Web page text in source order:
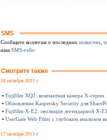
SMS
Сообщите коллегам о последних новостях
наш SMS-гейт.
Смотрите также
18 октября 2013 г
• Fujifilm XQ1: компактная камера Х-серии
• Обновление Kaspersky Security для
• Fujifilm X-E2: эволюция легендарной X-
• UserGate Web Filter с глубоким анализом
17 октября 2013 г